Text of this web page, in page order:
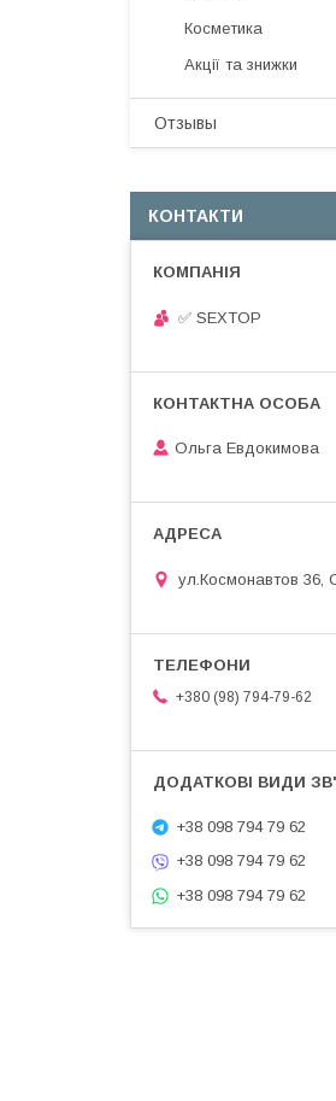
Косметика
Акції та знижки
Отзывы
КОНТАКТИ
✅ SEXTOP
Ольга Евдокимова
ул.Космонавтов 36,
+380 (98) 794-79-62
+38 098 794 79 62
+38 098 794 79 62
+38 098 794 79 62